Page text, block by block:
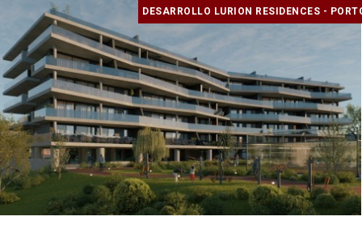
DESARROLLO LURION RESIDENCES -